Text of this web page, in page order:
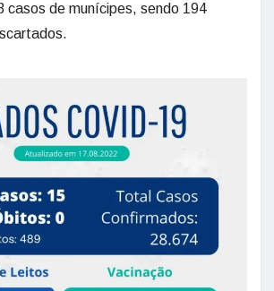
casos de munícipes, sendo 194